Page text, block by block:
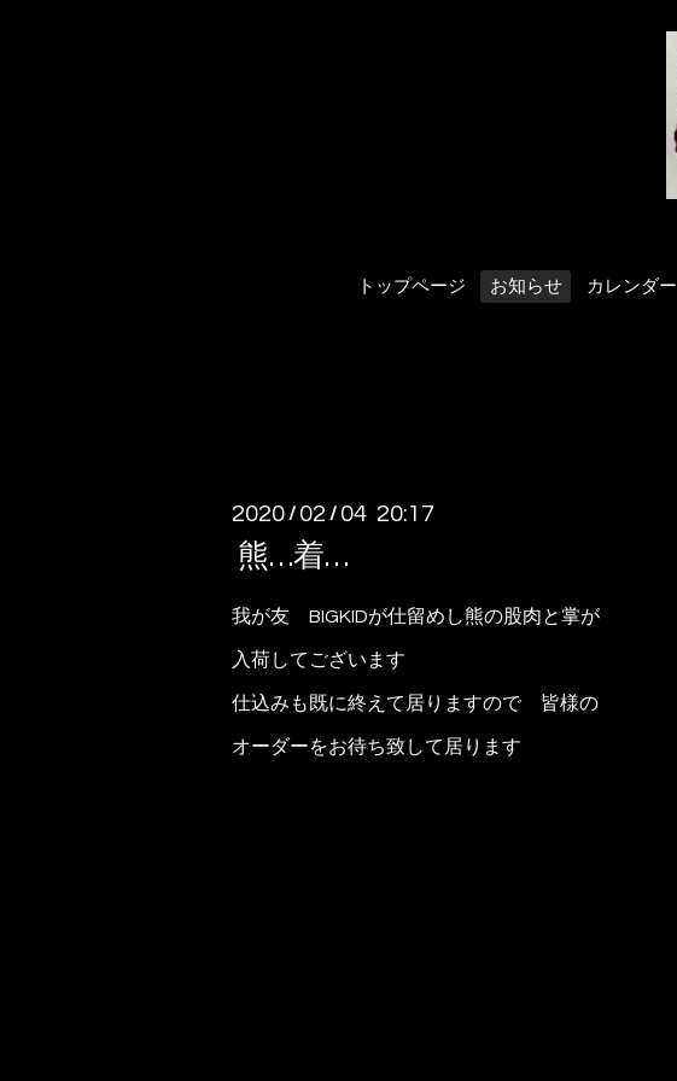
トップページ お知らせ カレンダー
2020 / 02 / 04 20:17
熊…着…
我が友 BIGKIDが仕留めし熊の股肉と掌が
入荷してございます
仕込みも既に終えて居りますので 皆様の
オーダーをお待ち致して居ります